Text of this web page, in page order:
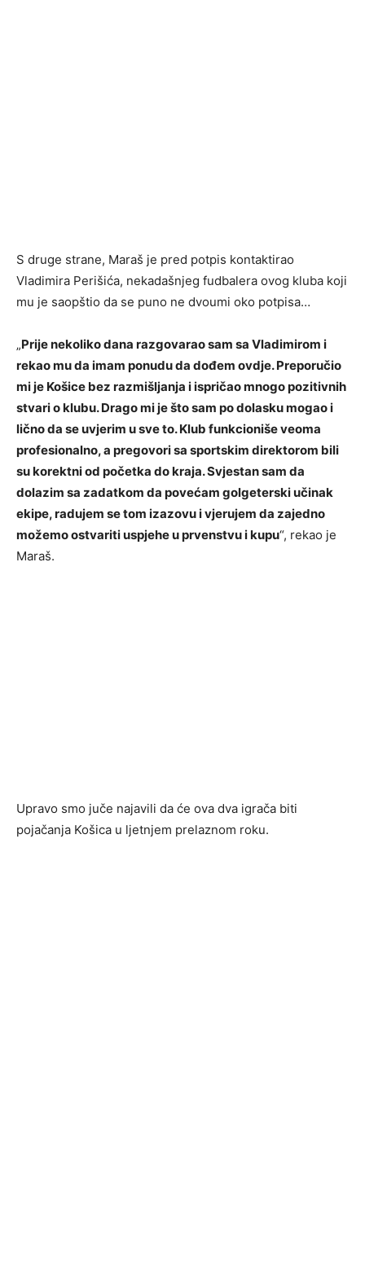
S druge strane, Maraš je pred potpis kontaktirao
Vladimira Perišića, nekadašnjeg fudbalera ovog kluba koji
mu je saopštio da se puno ne dvoumi oko potpisa…
„Prije nekoliko dana razgovarao sam sa Vladimirom i
rekao mu da imam ponudu da dođem ovdje. Preporučio
mi je Košice bez razmišljanja i ispričao mnogo pozitivnih
stvari o klubu. Drago mi je što sam po dolasku mogao i
lično da se uvjerim u sve to. Klub funkcioniše veoma
profesionalno, a pregovori sa sportskim direktorom bili
su korektni od početka do kraja. Svjestan sam da
dolazim sa zadatkom da povećam golgeterski učinak
ekipe, radujem se tom izazovu i vjerujem da zajedno
možemo ostvariti uspjehe u prvenstvu i kupu“, rekao je
Maraš.
Upravo smo juče najavili da će ova dva igrača biti
pojačanja Košica u ljetnjem prelaznom roku.